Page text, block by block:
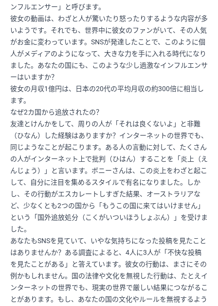
ンフルエンサー」と呼びます。
彼女の動画は、わざと人が驚いたり怒ったりするような内容が多
いようです。それでも、世界中に彼女のファンがいて、その人気
がお金に変わっています。SNSが発達したことで、このように個
人がメディアのようになって、大きな力を手に入れる時代になり
ました。あなたの国にも、このような少し過激なインフルエンサ
ーはいますか？
彼女の月収1億円は、日本の20代の平均月収の約300倍に相当し
ます。
なぜ2カ国から追放されたの？
友達とけんかをして、周りの人が「それは良くないよ」と非難
（ひなん）した経験はありますか？インターネットの世界でも、
同じようなことが起こります。ある人の言動に対して、たくさん
の人がインターネット上で批判（ひはん）することを「炎上（え
んじょう）」と言います。ボニーさんは、この炎上をわざと起こ
して、自分に注目を集めるスタイルで有名になりました。しか
し、その行動がエスカレートしすぎた結果、オーストラリアな
ど、少なくとも2つの国から「もうこの国に来てはいけません」
という「国外追放処分（こくがいついほうしょぶん）」を受けま
した。
あなたもSNSを見ていて、いやな気持ちになった投稿を見たこと
はありませんか？ある調査によると、4人に3人が「不快な投稿
を見たことがある」と答えています。彼女の行動は、まさにその
例かもしれません。国の法律や文化を無視した行動は、たとえイ
ンターネットの世界でも、現実の世界で厳しい結果につながるこ
とがあります。もし、あなたの国の文化やルールを無視するよう